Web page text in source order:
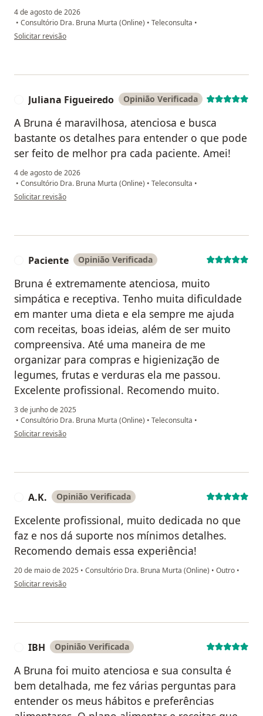
4 de agosto de 2026
• Consultório Dra. Bruna Murta (Online) • Teleconsulta •
na opinião do utilizador Denise
Solicitar revisão
Juliana Figueiredo Opinião Verificada
A Bruna é maravilhosa, atenciosa e busca
bastante os detalhes para entender o que pode
ser feito de melhor pra cada paciente. Amei!
4 de agosto de 2026
• Consultório Dra. Bruna Murta (Online) • Teleconsulta •
na opinião do utilizador Juliana Figueiredo
Solicitar revisão
Paciente Opinião Verificada
Bruna é extremamente atenciosa, muito
simpática e receptiva. Tenho muita dificuldade
em manter uma dieta e ela sempre me ajuda
com receitas, boas ideias, além de ser muito
compreensiva. Até uma maneira de me
organizar para compras e higienização de
legumes, frutas e verduras ela me passou.
Excelente profissional. Recomendo muito.
3 de junho de 2025
• Consultório Dra. Bruna Murta (Online) • Teleconsulta •
na opinião do utilizador Paciente
Solicitar revisão
A.K. Opinião Verificada
Excelente profissional, muito dedicada no que
faz e nos dá suporte nos mínimos detalhes.
Recomendo demais essa experiência!
20 de maio de 2025 • Consultório Dra. Bruna Murta (Online) • Outro •
na opinião do utilizador A.K.
Solicitar revisão
IBH Opinião Verificada
A Bruna foi muito atenciosa e sua consulta é
bem detalhada, me fez várias perguntas para
entender os meus hábitos e preferências